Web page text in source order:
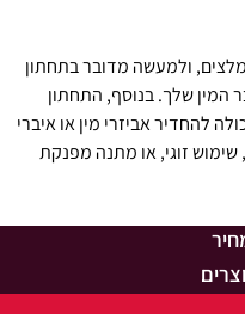
ולמעשה מדובר בתחתון
המין שלך. בנוסף, התחתון
להחדיר אביזרי מין או איברי
זוגי, או מתנה מפנקת